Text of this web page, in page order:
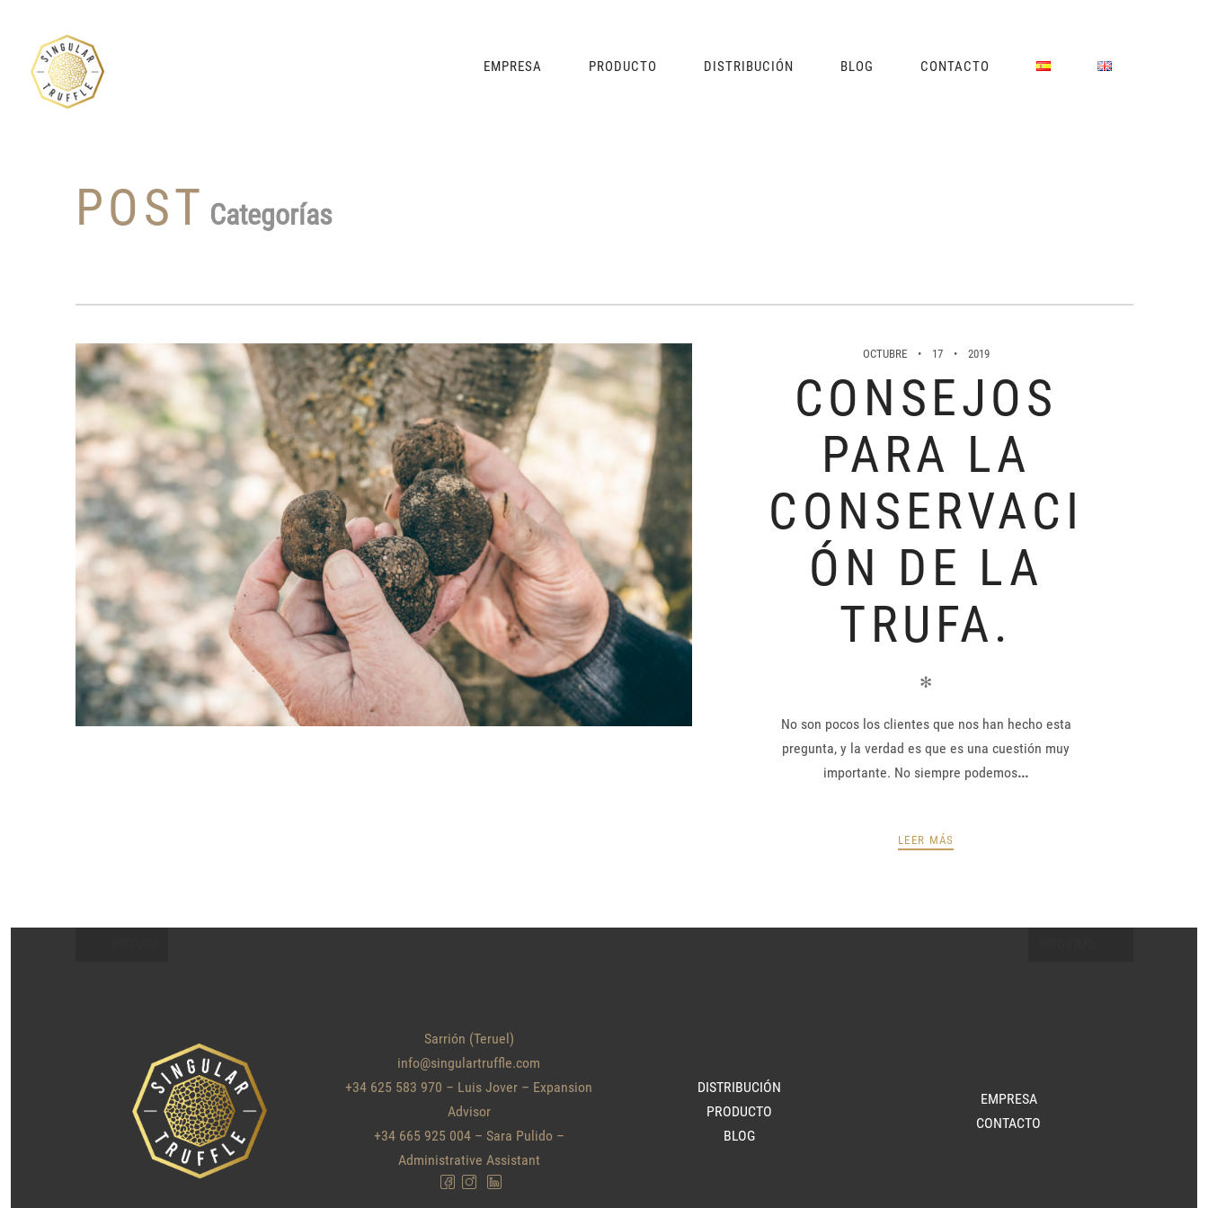
EMPRESA PRODUCTO DISTRIBUCIÓN BLOG CONTACTO
POST Categorías
OCTUBRE 17 2019
CONSEJOS
PARA LA
CONSERVACI
ÓN DE LA
TRUFA.
✻
No son pocos los clientes que nos han hecho esta
pregunta, y la verdad es que es una cuestión muy
importante. No siempre podemos...
LEER MÁS
Sarrión (Teruel)
info@singulartruffle.com
+34 625 583 970 – Luis Jover – Expansion
Advisor
+34 665 925 004– Sara Pulido –
Administrative Assistant
DISTRIBUCIÓN
PRODUCTO
BLOG
EMPRESA
CONTACTO